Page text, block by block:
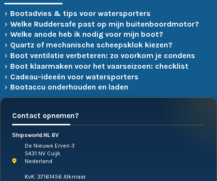
Bootadvies & tips voor watersporters
Welke Ruddersafe past op mijn buitenboordmotor?
Welke anode heb ik nodig voor mijn boot?
Quartz of mechanische scheepsklok kiezen?
Boot ventilatie verbeteren: zo voorkom je condens
Boot klaarmaken voor het vaarseizoen: checklist
Cadeau-ideeën voor watersporters
Bootaccu onderhouden en laden
Contact opnemen?
Shipsworld.NL BV
De Nieuwe Erven 3
5431 NV Cuijk
Nederland
KvK: 37161456 Alkmaar